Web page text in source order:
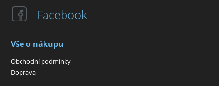
Facebook
Vše o nákupu
Obchodní podmínky
Doprava